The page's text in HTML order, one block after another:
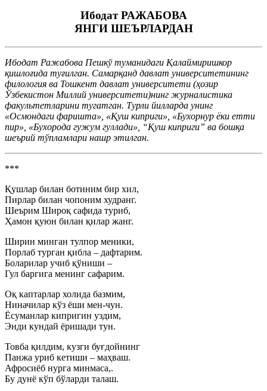
Ибодат РАЖАБОВА
ЯНГИ ШЕЪРЛАРДАН
Ибодат Ражабова Пешкў туманидаги Қалаймиришкор
қишлоғида туғилган. Самарқанд давлат университетининг
филология ва Тошкент давлат университети (ҳозир
Ўзбекистон Миллий университети)нинг журналистика
факультетларини тугатган. Турли йилларда унинг
«Осмондаги фаришта», «Қуш киприги», «Бухорнур ёки етти
пир», «Бухорода гужум гуллади», “Қуш киприги” ва бошқа
шеърий тўпламлари нашр этилган.
***
Қушлар билан ботиним бир хил,
Пирлар билан чопоним худранг.
Шеърим Широқ сафида туриб,
Ҳамон қуюн билан қилар жанг.
Ширин минган тулпор меники,
Порлаб турган қибла – дафтарим.
Боларилар учиб қўниши –
Гул баргига менинг сафарим.
Оқ каптарлар холида базмим,
Ниначилар кўз ёши мен-чун.
Ёсуманлар кипригин уздим,
Энди кундай ёришади тун.
Товба қилдим, кузги буғдойнинг
Панжа уриб кетиши – маҳваш.
Афросиёб нурга минмаса,.
Бу дунё кўп бўларди талаш.